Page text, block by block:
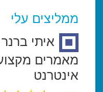
ממליצים עלי
איתי
מאמרים
אינטרנט